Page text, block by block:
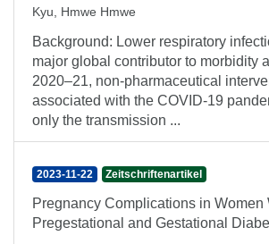
Kyu, Hmwe Hmwe
Background: Lower respiratory
major global contributor to morbidity
2020–21, non-pharmaceutical
associated with the COVID-19
only the transmission ...
2023-11-22 Zeitschriftenartikel
Pregnancy Complications in Women
Pregestational and Gestational